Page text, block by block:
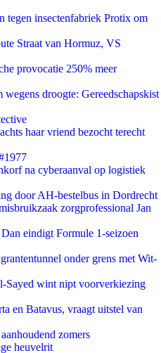
tegen insectenfabriek Protix om
Straat van Hormuz, VS
provocatie 250% meer
wegens droogte: Gereedschapskist
haar vriend bezocht terecht
na cyberaanval op logistiek
door AH-bestelbus in Dordrecht
zorgprofessional Jan
eindigt Formule 1-seizoen
onder grens met Wit-
Sayed wint nipt voorverkiezing
en Batavus, vraagt uitstel van
zomers
heuvelrit